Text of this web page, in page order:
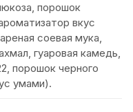
порошок
вкус
соевая мука,
гуаровая камедь,
порошок черного
умами).